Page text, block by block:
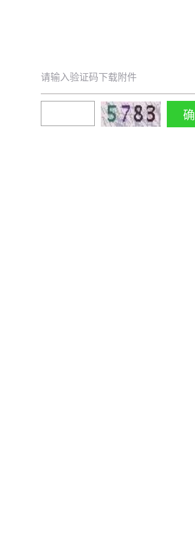
请输入验证码下载附件